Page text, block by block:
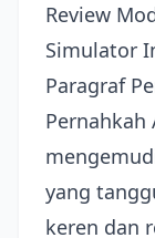
Review
Simulator
Paragraf
Pernahkah
yang
keren dan